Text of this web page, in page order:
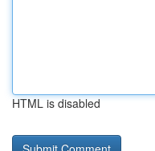
HTML is disabled